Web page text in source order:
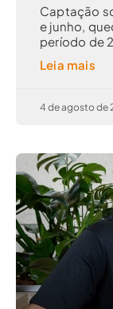
Captação
e junho,
período de
Leia mais
4 de agosto de